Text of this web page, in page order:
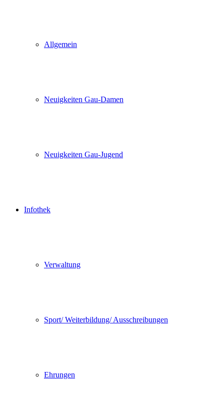
Allgemein
Neuigkeiten Gau-Damen
Neuigkeiten Gau-Jugend
Infothek
Verwaltung
Sport/ Weiterbildung/ Ausschreibungen
Ehrungen